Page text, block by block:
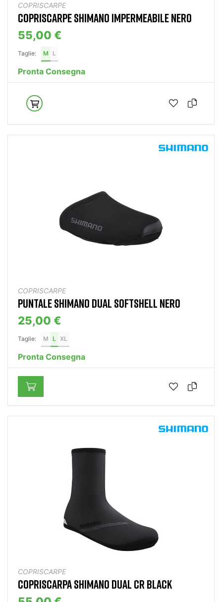
COPRISCARPE
COPRISCARPE SHIMANO IMPERMEABILE NERO
55,00 €
Taglie: M L
Pronta Consegna
COPRISCARPE
PUNTALE SHIMANO DUAL SOFTSHELL NERO
25,00 €
Taglie: M L XL
Pronta Consegna
COPRISCARPE
COPRISCARPA SHIMANO DUAL CR BLACK